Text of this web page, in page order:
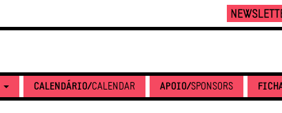
CALENDÁRIO/CALENDAR APOIO/SPONSORS